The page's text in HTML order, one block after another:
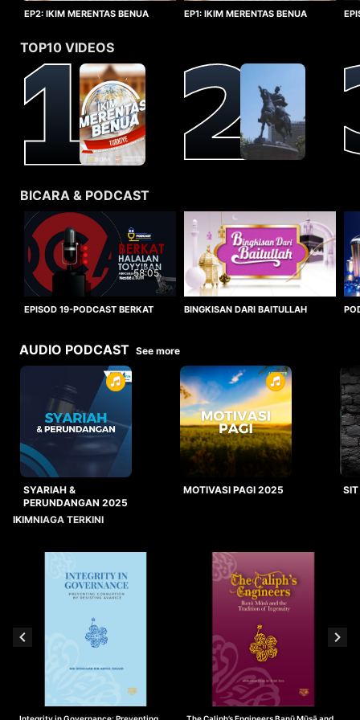
EP2: IKIM MERENTAS BENUA
EP1: IKIM MERENTAS BENUA
TOP10 VIDEOS
BICARA & PODCAST
58:05
EPISOD 19-PODCAST BERKAT
BINGKISAN DARI BAITULLAH
AUDIO PODCAST See more
SYARIAH &
PERUNDANGAN 2025
MOTIVASI PAGI 2025
IKIMNIAGA TERKINI